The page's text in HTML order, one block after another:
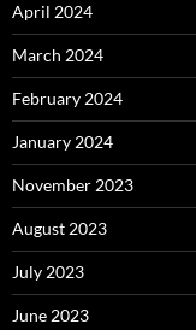
April 2024
March 2024
February 2024
January 2024
November 2023
August 2023
July 2023
June 2023